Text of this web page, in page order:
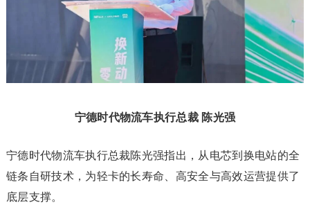
宁德时代物流车执行总裁 陈光强
宁德时代物流车执行总裁陈光强指出，从电芯到换电站的全
链条自研技术，为轻卡的长寿命、高安全与高效运营提供了
底层支撑。